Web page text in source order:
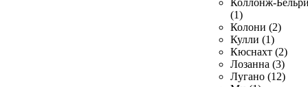
Коллонж-
(1)
Колони (2)
Кулли (1)
Кюснахт (2)
Лозанна (3)
Лугано (12)